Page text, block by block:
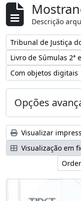
Descrição
Remover filtro:
Remover filtro:
Livro de Súmulas 2ª
Remover filtro:
Com objetos digitais
Opções
Visualizar
Visualização em